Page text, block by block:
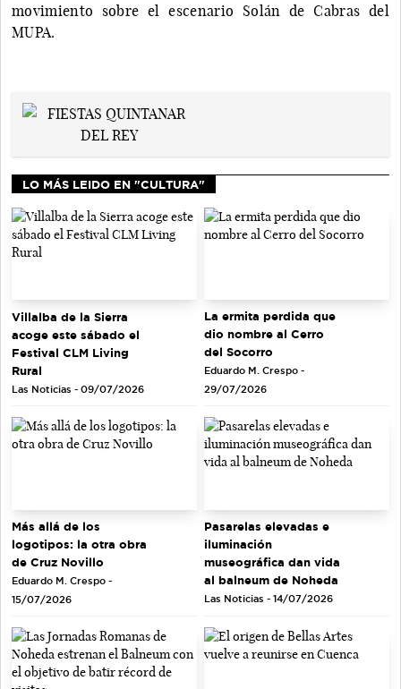
movimiento sobre el escenario Solán de Cabras del
MUPA.
LO MÁS LEIDO EN "CULTURA"
Villalba de la Sierra
acoge este sábado el
Festival CLM Living
Rural
Las Noticias - 09/07/2026
La ermita perdida que
dio nombre al Cerro
del Socorro
Eduardo M. Crespo -
29/07/2026
Más allá de los
logotipos: la otra obra
de Cruz Novillo
Eduardo M. Crespo -
15/07/2026
Pasarelas elevadas e
iluminación
museográfica dan vida
al balneum de Noheda
Las Noticias - 14/07/2026